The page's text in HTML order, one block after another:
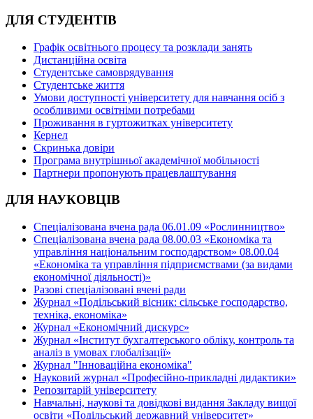
ДЛЯ СТУДЕНТІВ
Графік освітнього процесу та розклади занять
Дистанційна освіта
Студентське самоврядування
Студентське життя
Умови доступності університету для навчання осіб з
особливими освітніми потребами
Проживання в гуртожитках університету
Кернел
Скринька довіри
Програма внутрішньої академічної мобільності
Партнери пропонують працевлаштування
ДЛЯ НАУКОВЦІВ
Спеціалізована вчена рада 06.01.09 «Рослинництво»
Спеціалізована вчена рада 08.00.03 «Економіка та
управління національним господарством» 08.00.04
«Економіка та управління підприємствами (за видами
економічної діяльності)»
Разові спеціалізовані вчені ради
Журнал «Подільський вісник: сільське господарство,
техніка, економіка»
Журнал «Економічний дискурс»
Журнал «Інститут бухгалтерського обліку, контроль та
аналіз в умовах глобалізації»
Журнал "Інноваційна економіка"
Науковий журнал «Професійно-прикладні дидактики»
Репозитарій університету
Навчальні, наукові та довідкові видання Закладу вищої
освіти «Подільський державний університет»